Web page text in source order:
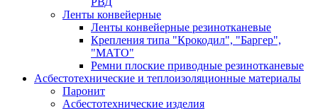
Ленты конвейерные
Ленты конвейерные резинотканевые
Крепления типа "Крокодил", "Баргер",
"МАТО"
Ремни плоские приводные резинотканевые
Асбестотехнические и теплоизоляционные материалы
Паронит
Асбестотехнические изделия